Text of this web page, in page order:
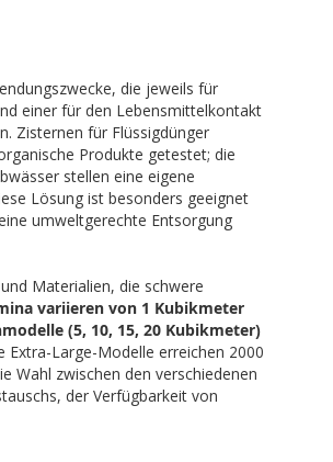
die jeweils für
einer für den Lebensmittelkontakt
Zisternen für Flüssigdünger
Produkte getestet; die
stellen eine eigene
Lösung ist besonders geeignet
umweltgerechte Entsorgung
Materialien, die schwere
variieren von 1 Kubikmeter
(5, 10, 15, 20 Kubikmeter)
Extra-Large-Modelle erreichen 2000
Wahl zwischen den verschiedenen
der Verfügbarkeit von